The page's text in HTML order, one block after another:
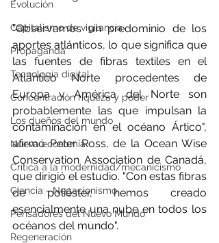
Evolución
Capitalismo de vigilancia
Propaganda
Tecnología digital
Concentración riqueza y poder
Los dueños del mundo
Nueva economía
Crítica a la modernidad/mecanicismo
Ciencia - Negacionismo
Pensadores del Nuevo Mundo
Regeneración
"Observamos un predominio de los
aportes atlánticos, lo que significa que
las fuentes de fibras textiles en el
Atlántico Norte procedentes de
Europa y América del Norte son
probablemente las que impulsan la
contaminación en el océano Ártico",
afirmó Peter Ross, de la Ocean Wise
Conservation Association de Canadá,
que dirigió el estudio. "Con estas fibras
de poliéster, hemos creado
esencialmente una nube en todos los
océanos del mundo".